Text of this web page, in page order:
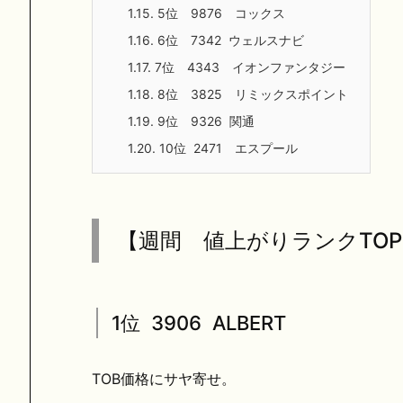
1.15. 5位 9876 コックス
1.16. 6位 7342 ウェルスナビ
1.17. 7位 4343 イオンファンタジー
1.18. 8位 3825 リミックスポイント
1.19. 9位 9326 関通
1.20. 10位 2471 エスプール
【週間 値上がりランク
1位 3906 ALBERT
TOB価格にサヤ寄せ。